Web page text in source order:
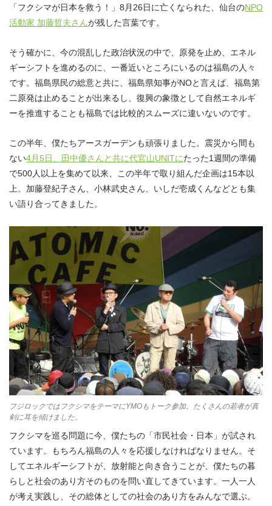
「フクシマが日本を救う！」8月26日に亡くなられた、仙台のNPO
活動家 加藤哲夫さんが残した言葉です。
そう確かに、今の混乱した政治状況の中で、原発を止め、エネル
ギーシフトを進めるのに、一番近いところにいるのは福島の人々
です。福島県民の総意と共に、福島県知事がNOと言えば、福島第
二原発は止めることが出来るし、復興の象徴として自然エネルギ
ーを推進することも福島では比較的スムーズに違いないのです。
この半年、僕たちアースガーデンも頑張りました。震災から間も
ない4月5日、田中優さんと共に代官山UNITにたった1週間の準備
で500人以上を集めて以来、この半年で取り組んだ企画は15本以
上。加藤登紀子さん、小林武史さん、いしだ壱成くんなどとも集
い語り合ってきました。
フジロックではフクシマをテーマにYMOもトーク参加。たくさんの若者が真
剣に耳を傾けました。
フクシマを巡る問題に今、僕たちの「市民社会・日本」が試され
ています。もちろん福島の人々を応援しなければなりません。そ
してエネルギーシフトが、放射能と向き合うことが、僕たちの暮
らしと社会のあり方そのものを問い直してきています。一人一人
が考え実践し、その総体としての社会のあり方をみんなで選ぶ。